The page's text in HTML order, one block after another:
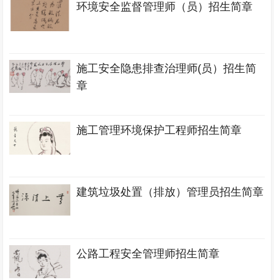
环境安全监督管理师（员）招生简章
施工安全隐患排查治理师(员）招生简
章
施工管理环境保护工程师招生简章
建筑垃圾处置（排放）管理员招生简章
公路工程安全管理师招生简章